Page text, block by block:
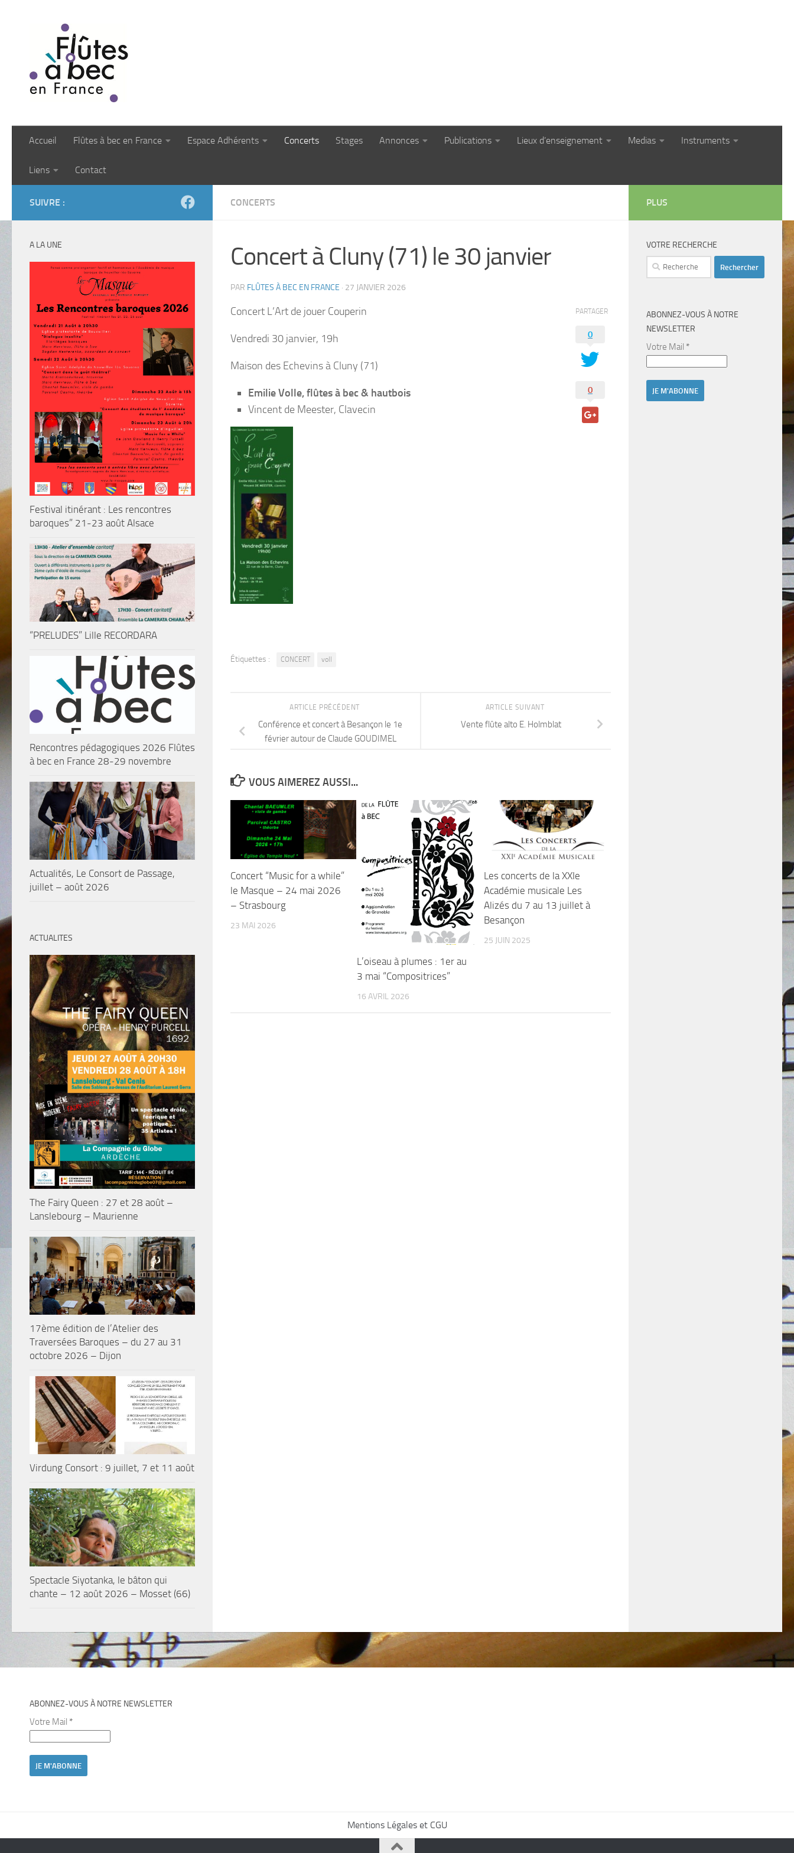
Accueil Flûtes à bec en France Espace Adhérents Concerts Stages Annonces Publications Lieux d’enseignement Medias Instruments
Liens Contact
CONCERTS
Concert à Cluny (71) le 30 janvier
PAR FLÛTES À BEC EN FRANCE · 27 JANVIER 2026
Concert L’Art de jouer Couperin
Vendredi 30 janvier, 19h
Maison des Echevins à Cluny (71)
Emilie Volle, flûtes à bec & hautbois
Vincent de Meester, Clavecin
PARTAGER
0
0
Étiquettes : CONCERT voll
ARTICLE SUIVANT
Vente flûte alto E. Holmblat
ARTICLE PRÉCÉDENT
Conférence et concert à Besançon le 1e
février autour de Claude GOUDIMEL
VOUS AIMEREZ AUSSI...
Concert “Music for a while”
le Masque – 24 mai 2026
– Strasbourg
23 MAI 2026
L’oiseau à plumes : 1er au
3 mai “Compositrices”
16 AVRIL 2026
Les concerts de la XXIe
Académie musicale Les
Alizés du 7 au 13 juillet à
Besançon
25 JUIN 2025
SUIVRE :
A LA UNE
Festival itinérant : Les rencontres
baroques” 21-23 août Alsace
“PRELUDES” Lille RECORDARA
Rencontres pédagogiques 2026 Flûtes
à bec en France 28-29 novembre
Actualités, Le Consort de Passage,
juillet – août 2026
ACTUALITES
The Fairy Queen : 27 et 28 août –
Lanslebourg – Maurienne
17ème édition de l’Atelier des
Traversées Baroques – du 27 au 31
octobre 2026 – Dijon
Virdung Consort : 9 juillet, 7 et 11 août
Spectacle Siyotanka, le bâton qui
chante – 12 août 2026 – Mosset (66)
PLUS
VOTRE RECHERCHE
Rechercher :
ABONNEZ-VOUS À NOTRE
NEWSLETTER
Votre Mail *
ABONNEZ-VOUS À NOTRE NEWSLETTER
Votre Mail *
Mentions Légales et CGU